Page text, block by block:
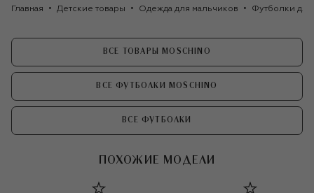
Главная Детские товары Одежда для мальчиков Футболки
ВСЕ ТОВАРЫ MOSCHINO
ВСЕ ФУТБОЛКИ MOSCHINO
ВСЕ ФУТБОЛКИ
ПОХОЖИЕ МОДЕЛИ